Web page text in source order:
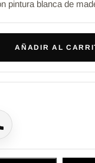
pintura blanca de
AÑADIR AL